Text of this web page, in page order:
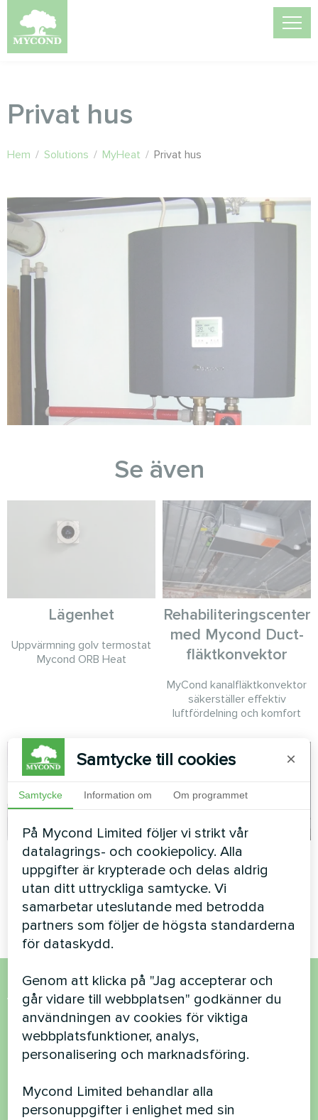
Privat hus
Hem / Solutions / MyHeat / Privat hus
Se även
Lägenhet
Uppvärmning golv termostat
Mycond ORB Heat
Rehabiliteringscenter
med Mycond Duct-
fläktkonvektor
MyCond kanalfläktkonvektor
säkerställer effektiv
luftfördelning och komfort
Lägenhet
Konstnärlig design
fläktkonvektor Silent-serien
Lägenhet
Uppvärmning golv termostat
Mycond ORB Heat
Vill du köpa eller har du
frågor?
Namn
Samtycke till cookies ×
Samtycke Information om Om programmet
På Mycond Limited följer vi strikt vår
datalagrings- och cookiepolicy. Alla
uppgifter är krypterade och delas aldrig
utan ditt uttryckliga samtycke. Vi
samarbetar uteslutande med betrodda
partners som följer de högsta standarderna
för dataskydd.
Genom att klicka på "Jag accepterar och
går vidare till webbplatsen" godkänner du
användningen av cookies för viktiga
webbplatsfunktioner, analys,
personalisering och marknadsföring.
Mycond Limited behandlar alla
personuppgifter i enlighet med sin